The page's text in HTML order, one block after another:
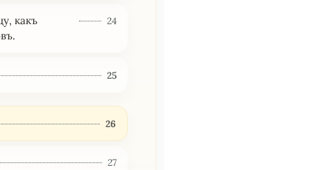
какъ
24
25
26
27